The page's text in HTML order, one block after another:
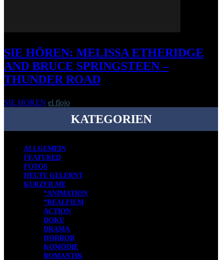
SIE HÖREN: MELISSA ETHERIDGE
AND BRUCE SPRINGSTEEN –
THUNDER ROAD
SIE HÖREN el flojo
KATEGORIEN
ALLGEMEIN
FEATURED
FOTOS
HEUTE GELERNT
KURZFILME
*ANIMATION
*REALFILM
ACTION
DOKU
DRAMA
HORROR
KOMÖDIE
ROMANTIK